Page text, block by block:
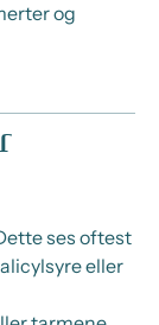
og
ses oftest
eller